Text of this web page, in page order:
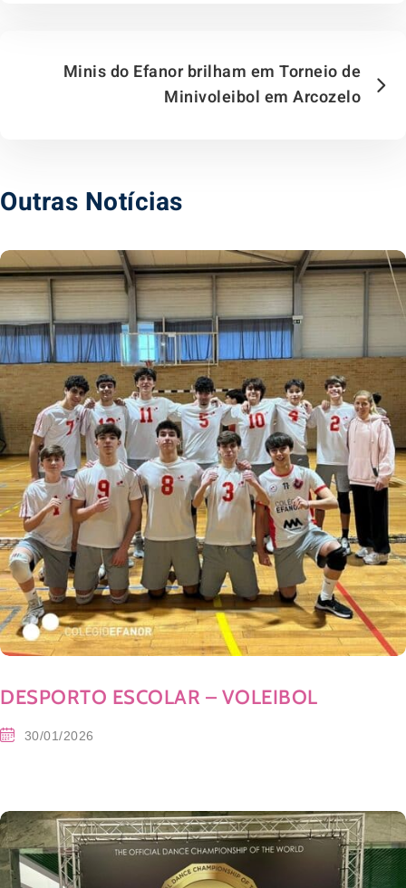
Minis do Efanor brilham em Torneio de
Minivoleibol em Arcozelo
Outras Notícias
DESPORTO ESCOLAR – VOLEIBOL
30/01/2026